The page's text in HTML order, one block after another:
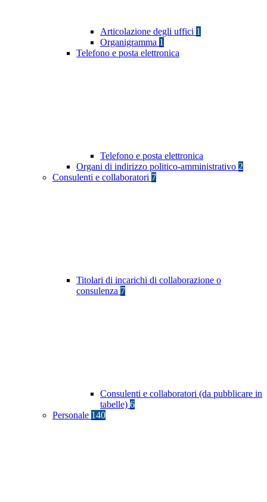
Articolazione degli uffici 1
Organigramma 1
Telefono e posta elettronica
Telefono e posta elettronica
Organi di indirizzo politico-amministrativo 2
Consulenti e collaboratori 7
Titolari di incarichi di collaborazione o
consulenza 7
Consulenti e collaboratori (da pubblicare in
tabelle) 6
Personale 140